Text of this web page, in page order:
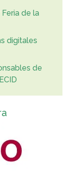
de la
digitales
de